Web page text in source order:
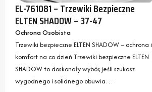
EL-761081 – Trzewiki Bezpieczne
ELTEN SHADOW – 37-47
Ochrona Osobista
Trzewiki bezpieczne ELTEN SHADOW – ochrona i
komfort na co dzień Trzewiki bezpieczne ELTEN
SHADOW to doskonały wybór, jeśli szukasz
wygodnego i solidnego obuwia…